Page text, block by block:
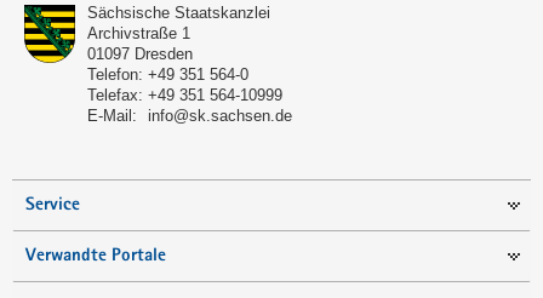
Sächsische Staatskanzlei
Archivstraße 1
01097 Dresden
Telefon: +49 351 564-0
Telefax: +49 351 564-10999
E-Mail:
info@sk.sachsen.de
Service
Verwandte Portale